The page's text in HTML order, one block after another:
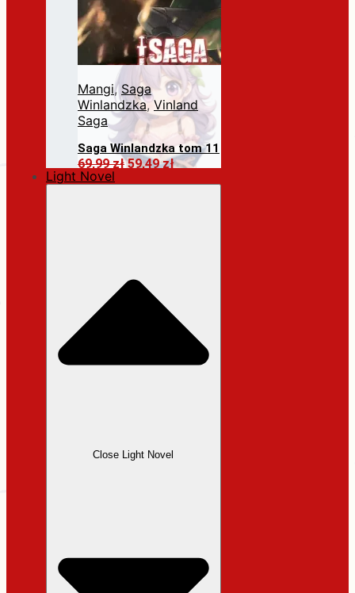
Mangi, Saga
Winlandzka, Vinland
Saga
Saga Winlandzka tom 11
69,99złPierwotna
59,49złAktualna
Dodaj do koszyka
Light Novel
Close Light Novel